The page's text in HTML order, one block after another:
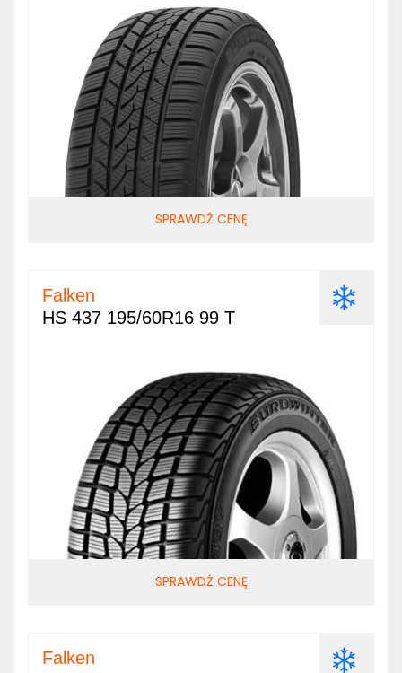
SPRAWDŹ CENĘ
Falken
HS 437 195/60R16 99 T
SPRAWDŹ CENĘ
Falken